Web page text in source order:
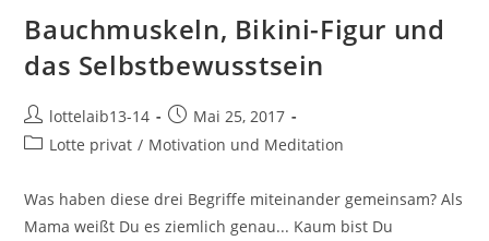
Bauchmuskeln, Bikini-Figur und
das Selbstbewusstsein
Beitrags-
Autor:
lottelaib13-14
Beitrag
veröffentlicht:
Mai 25, 2017
Beitrags-
Lotte privat / Motivation und Meditation
Was haben diese drei Begriffe miteinander gemeinsam? Als
Mama weißt Du es ziemlich genau... Kaum bist Du